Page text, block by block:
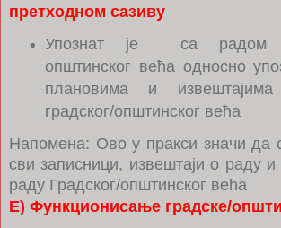
претходном сазиву
Упознат је са радом
општинског већа односно
плановима и
градског/општинског већа
Напомена: Ово у пракси значи да
сви записници, извештаји о раду
раду Градског/општинског већа
Е) Функционисање градске/